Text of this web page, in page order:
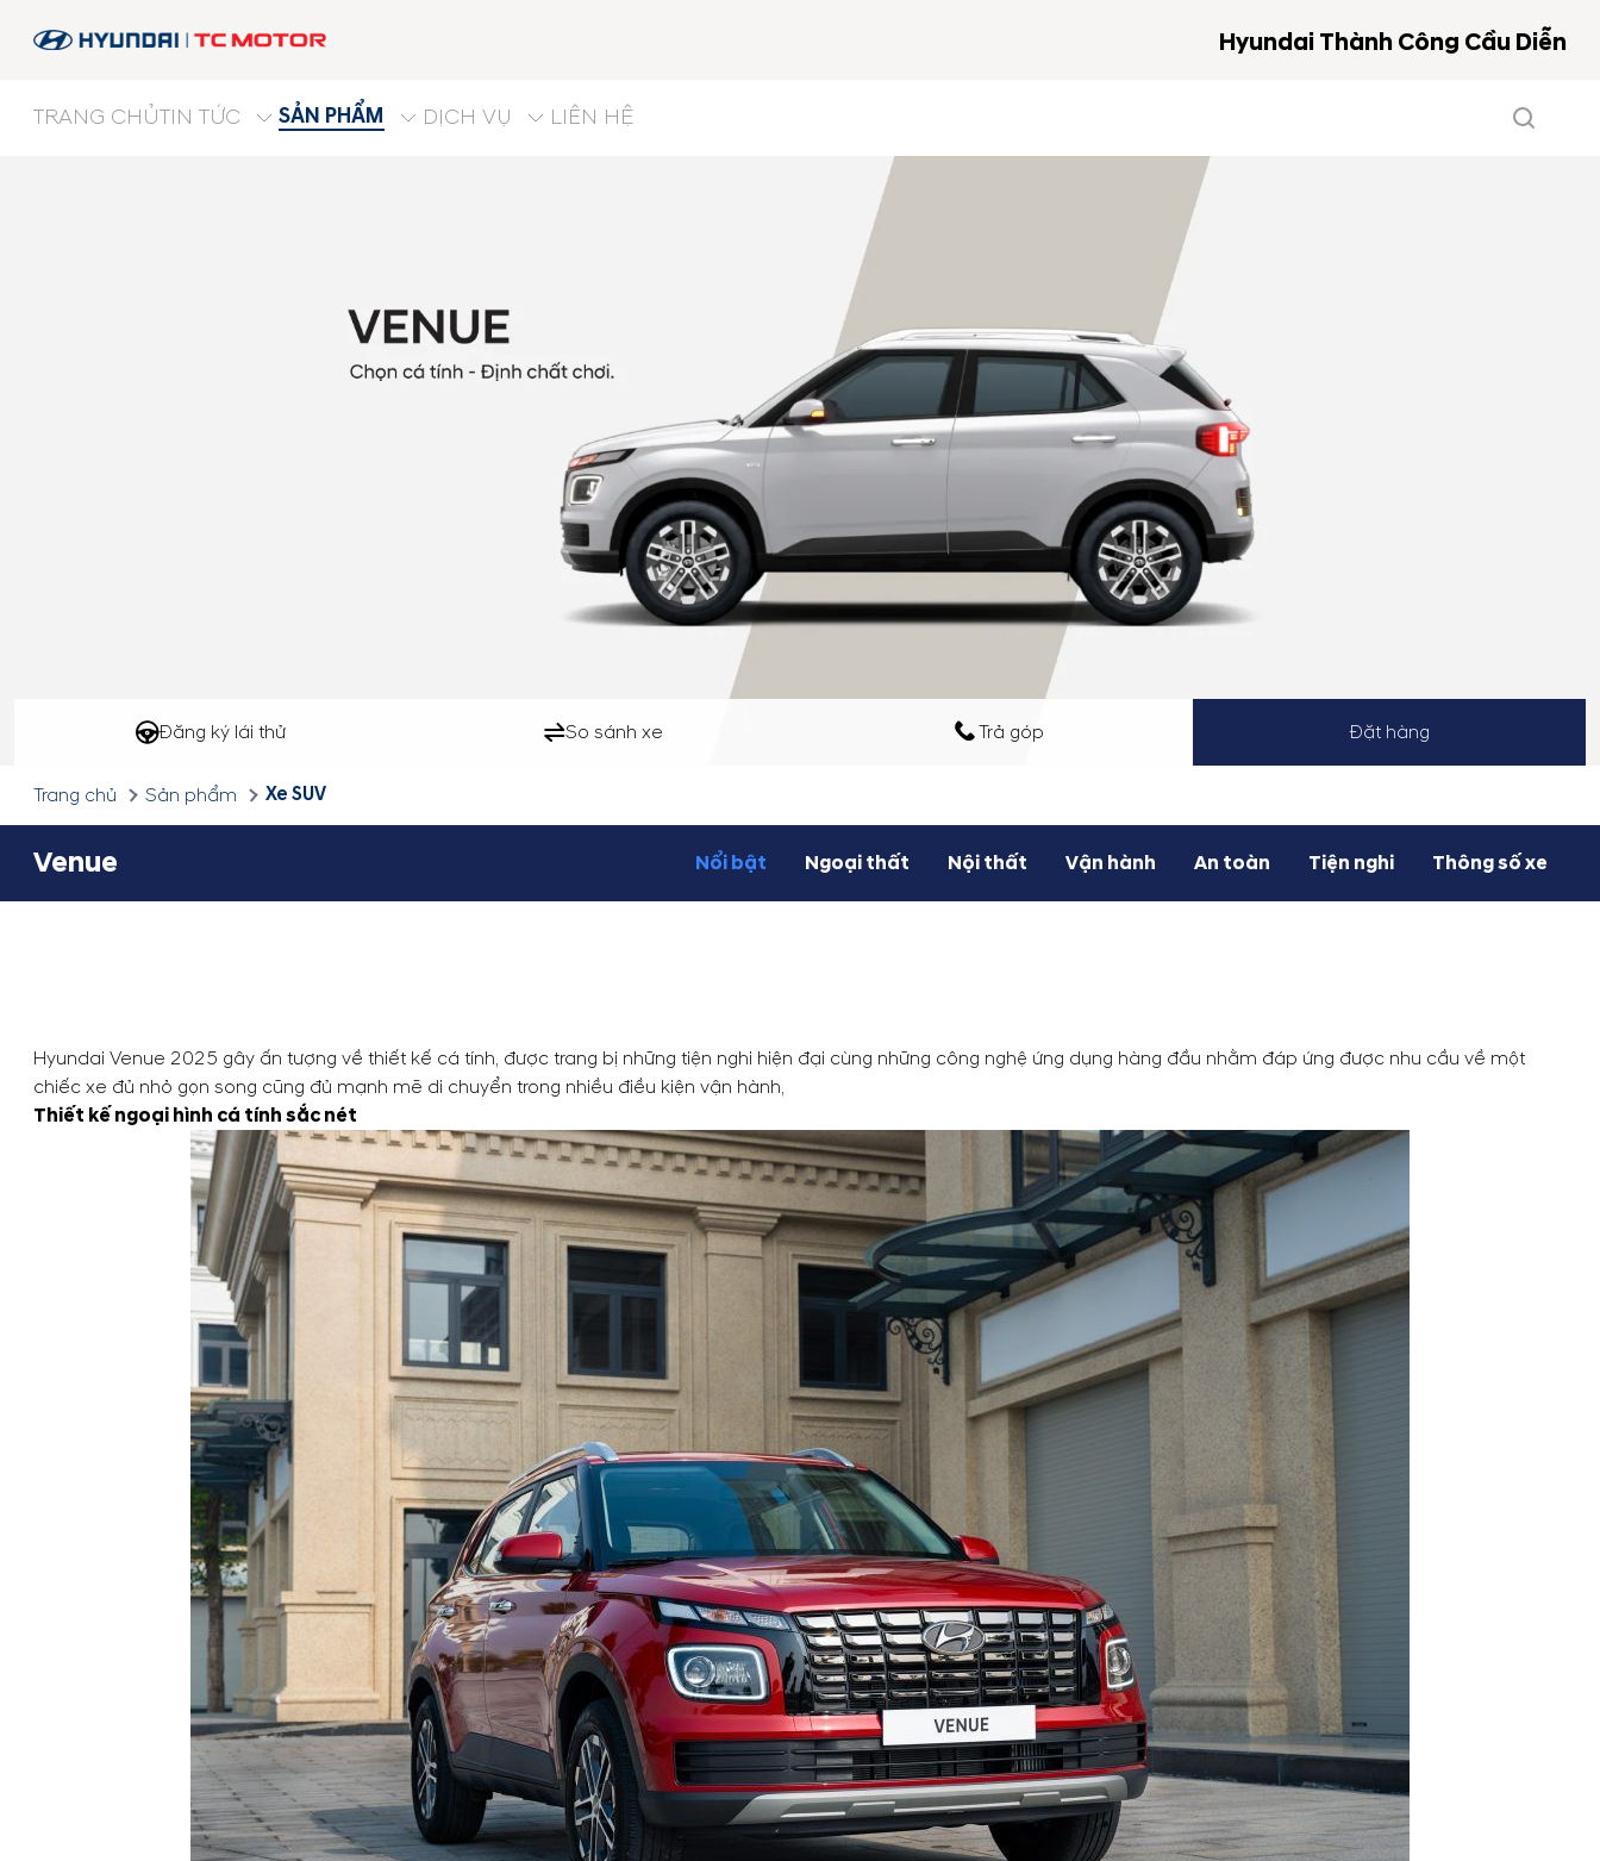
Hyundai Thành Công Cầu Diễn
TRANG CHỦTIN TỨC SẢN PHẨM DỊCH VỤ LIÊN HỆ
Đăng ký lái thử So sánh xe Trả góp Đặt hàng
Trang chủ Sản phẩm Xe SUV
Venue Nổi bật Ngoại thất Nội thất Vận hành An toàn Tiện nghi Thông số xe
Hyundai Venue 2025 gây ấn tượng về thiết kế cá tính, được trang bị những tiện nghi hiện đại cùng những công nghệ ứng dụng hàng đầu nhằm đáp ứng được nhu cầu về một
chiếc xe đủ nhỏ gọn song cũng đủ mạnh mẽ di chuyển trong nhiều điều kiện vận hành,
Thiết kế ngoại hình cá tính sắc nét